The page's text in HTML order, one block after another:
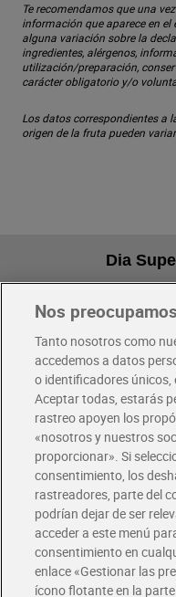
Te recomendamos que una
información que aparece en el
alguna variación sobre la
ingredientes, alérgenos,
utilización/preparación,
carácter obligatorio y/o
Los datos correspondientes a
origen de la fruta pueden
Dia
Pide hoy, recibe hoy
Envío gratis por compras
Envío estandar por 4,99€
Glovo y Uber Eats
Solicita tu factura de Glovo
Únete al CLUB Dia
Disfruta las ventajas y
Descárgate la APP Dia
Folletos y Tiendas
Nos
Tanto nosotros como
accedemos a datos
o identificadores únicos,
Aceptar todas, estarás
rastreo apoyen los
«nosotros y nuestros
proporcionar». Si
consentimiento, los
rastreadores, parte del
podrían dejar de ser
acceder a este menú
consentimiento en
enlace «Gestionar las
ícono flotante en la